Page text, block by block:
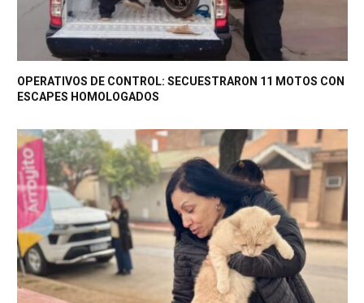
OPERATIVOS DE CONTROL: SECUESTRARON 11 MOTOS CON
ESCAPES HOMOLOGADOS